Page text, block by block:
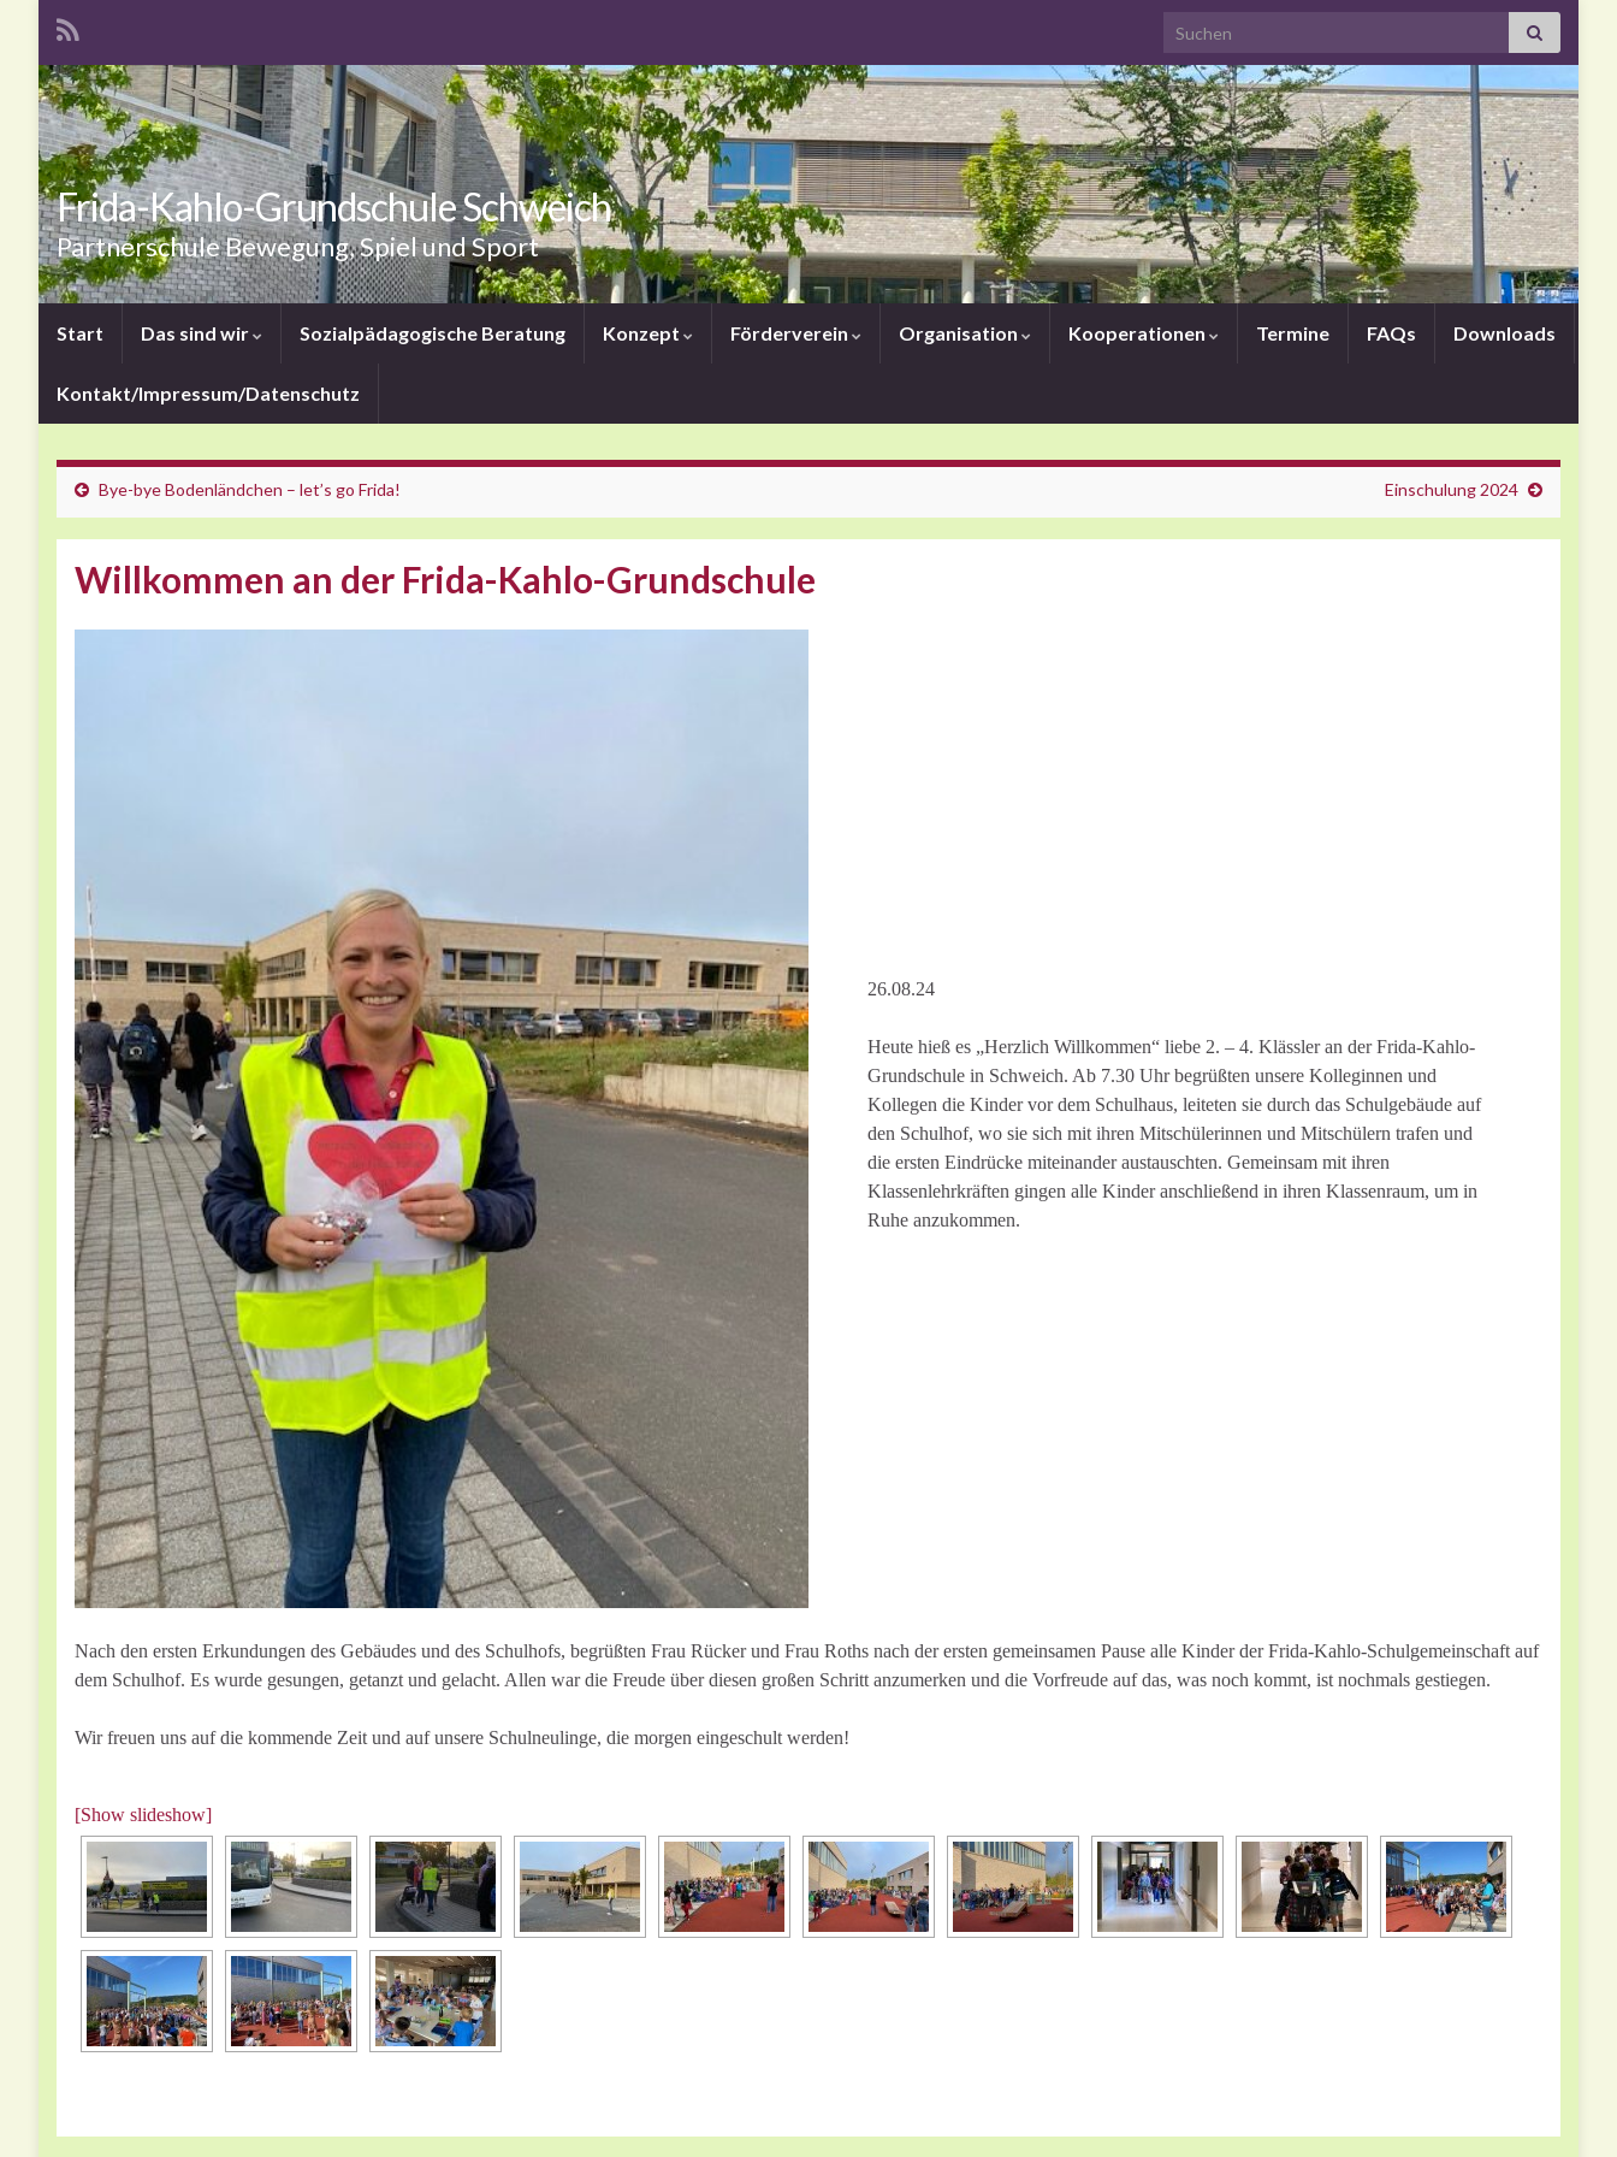
Search for:
Frida-Kahlo-Grundschule Schweich
Partnerschule Bewegung, Spiel und Sport
Start Das sind wir Sozialpädagogische Beratung Konzept Förderverein Organisation Kooperationen Termine FAQs Downloads
Kontakt/Impressum/Datenschutz
Bye-bye Bodenländchen – let’s go Frida! Einschulung 2024
Willkommen an der Frida-Kahlo-Grundschule
26.08.24
Heute hieß es „Herzlich Willkommen“ liebe 2. – 4. Klässler an der Frida-Kahlo-
Grundschule in Schweich. Ab 7.30 Uhr begrüßten unsere Kolleginnen und
Kollegen die Kinder vor dem Schulhaus, leiteten sie durch das Schulgebäude auf
den Schulhof, wo sie sich mit ihren Mitschülerinnen und Mitschülern trafen und
die ersten Eindrücke miteinander austauschten. Gemeinsam mit ihren
Klassenlehrkräften gingen alle Kinder anschließend in ihren Klassenraum, um in
Ruhe anzukommen.
Nach den ersten Erkundungen des Gebäudes und des Schulhofs, begrüßten Frau Rücker und Frau Roths nach der ersten gemeinsamen Pause alle Kinder der Frida-Kahlo-Schulgemeinschaft auf
dem Schulhof. Es wurde gesungen, getanzt und gelacht. Allen war die Freude über diesen großen Schritt anzumerken und die Vorfreude auf das, was noch kommt, ist nochmals gestiegen.
Wir freuen uns auf die kommende Zeit und auf unsere Schulneulinge, die morgen eingeschult werden!
[Show slideshow]